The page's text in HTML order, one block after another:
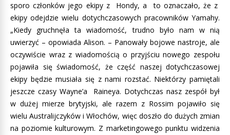
sporo członków jego ekipy z Hondy, a to oznaczało, że z
ekipy odejdzie wielu dotychczasowych pracowników Yamahy.
„Kiedy gruchnęła ta wiadomość, trudno było nam w nią
uwierzyć – opowiada Alison. – Panowały bojowe nastroje, ale
oczywiście wraz z wiadomością o przyjściu nowego zespołu
pojawiła się świadomość, że część naszej dotychczasowej
ekipy będzie musiała się z nami rozstać. Niektórzy pamiętali
jeszcze czasy Wayne’a Raineya. Dotychczas nasz zespół był
w dużej mierze brytyjski, ale razem z Rossim pojawiło się
wielu Australijczyków i Włochów, więc doszło do dużych zmian
na poziomie kulturowym. Z marketingowego punktu widzenia